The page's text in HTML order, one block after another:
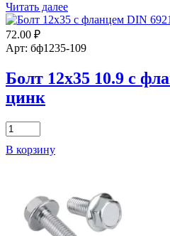
Читать далее
72.00 ₽
Арт: бф1235-109
Болт 12х35 10.9 с
цинк
Количество
товара
Болт
фланцем
DIN
6921,
В корзину